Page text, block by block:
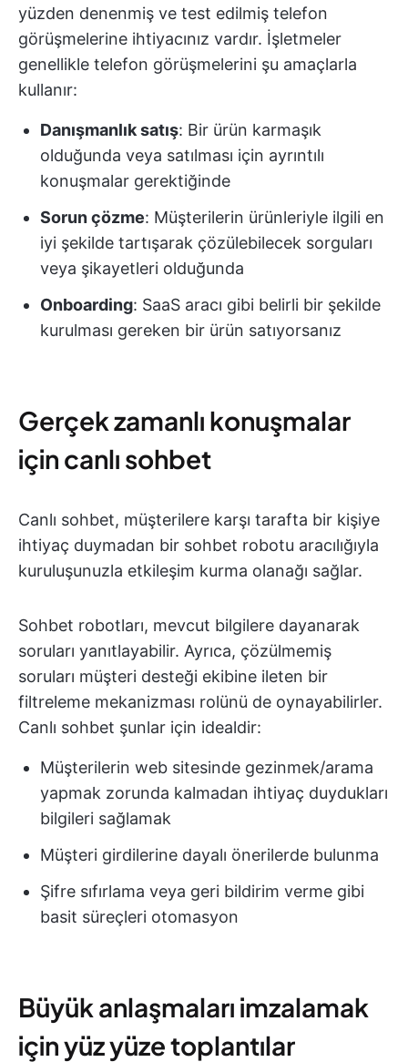
yüzden denenmiş ve test edilmiş telefon
görüşmelerine ihtiyacınız vardır. İşletmeler
genellikle telefon görüşmelerini şu amaçlarla
kullanır:
Danışmanlık satış: Bir ürün karmaşık
olduğunda veya satılması için ayrıntılı
konuşmalar gerektiğinde
Sorun çözme: Müşterilerin ürünleriyle ilgili en
iyi şekilde tartışarak çözülebilecek sorguları
veya şikayetleri olduğunda
Onboarding: SaaS aracı gibi belirli bir şekilde
kurulması gereken bir ürün satıyorsanız
Gerçek zamanlı konuşmalar
için canlı sohbet
Canlı sohbet, müşterilere karşı tarafta bir kişiye
ihtiyaç duymadan bir sohbet robotu aracılığıyla
kuruluşunuzla etkileşim kurma olanağı sağlar.
Sohbet robotları, mevcut bilgilere dayanarak
soruları yanıtlayabilir. Ayrıca, çözülmemiş
soruları müşteri desteği ekibine ileten bir
filtreleme mekanizması rolünü de oynayabilirler.
Canlı sohbet şunlar için idealdir:
Müşterilerin web sitesinde gezinmek/arama
yapmak zorunda kalmadan ihtiyaç duydukları
bilgileri sağlamak
Müşteri girdilerine dayalı önerilerde bulunma
Şifre sıfırlama veya geri bildirim verme gibi
basit süreçleri otomasyon
Büyük anlaşmaları imzalamak
için yüz yüze toplantılar